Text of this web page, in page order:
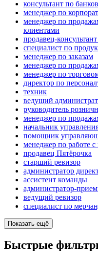
консультант по
менеджер по
менеджер по
клиентами
продавец-
специалист по
менеджер по заказам
менеджер по
менеджер по
директор по
техник
ведущий
руководитель
менеджер по
начальник
помощник
менеджер по работе
продавец Пятёрочка
старший ревизор
администратор
ассистент команды
администратор-
ведущий ревизор
специалист по
Показать ещё
Быстрые